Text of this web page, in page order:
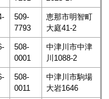
509-
7793
恵那市明智町
大庭41-2
508-
0001
中津川市中津
川1088-2
508-
0011
中津川市駒場
大岩1646